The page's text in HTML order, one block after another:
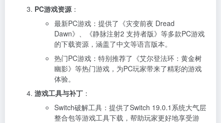
PC游戏资源 ：
最新PC游戏：提供了《灾变前夜 Dread
Dawn》、《静脉注射2 支持者版》等多款PC游戏
的下载资源，涵盖了中文等语言版本。
热门PC游戏：特别推荐了《艾尔登法环：黄金树
幽影》等热门游戏，为PC玩家带来了精彩的游戏
体验。
游戏工具与补丁 ：
Switch破解工具：提供了Switch 19.0.1系统大气层
整合包等游戏工具下载，帮助玩家更好地享受游